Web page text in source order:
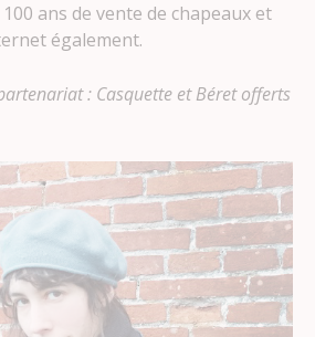
ans de vente de chapeaux et
également.
: Casquette et Béret offerts